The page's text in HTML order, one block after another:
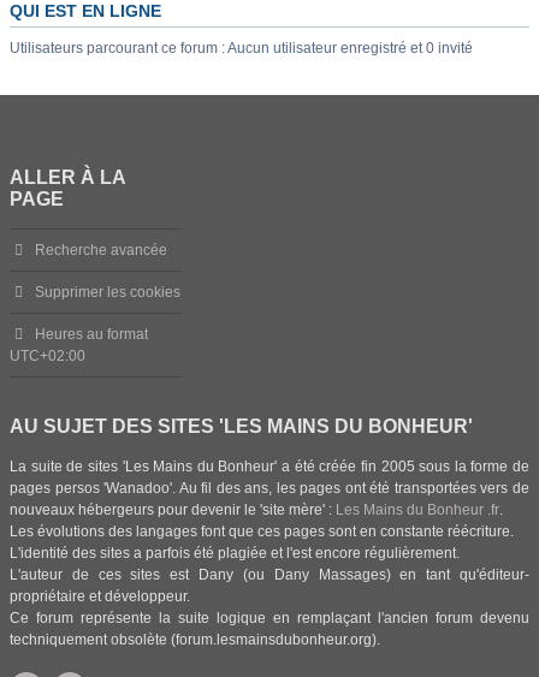
QUI EST EN LIGNE
Utilisateurs parcourant ce forum : Aucun utilisateur enregistré et 0 invité
ALLER À LA
PAGE
Recherche avancée
Supprimer les cookies
Heures au format
UTC+02:00
AU SUJET DES SITES 'LES MAINS DU BONHEUR'
La suite de sites 'Les Mains du Bonheur' a été créée fin 2005 sous la forme de
pages persos 'Wanadoo'. Au fil des ans, les pages ont été transportées vers de
nouveaux hébergeurs pour devenir le 'site mère' : Les Mains du Bonheur .fr.
Les évolutions des langages font que ces pages sont en constante réécriture.
L'identité des sites a parfois été plagiée et l'est encore régulièrement.
L'auteur de ces sites est Dany (ou Dany Massages) en tant qu'éditeur-
propriétaire et développeur.
Ce forum représente la suite logique en remplaçant l'ancien forum devenu
techniquement obsolète (forum.lesmainsdubonheur.org).